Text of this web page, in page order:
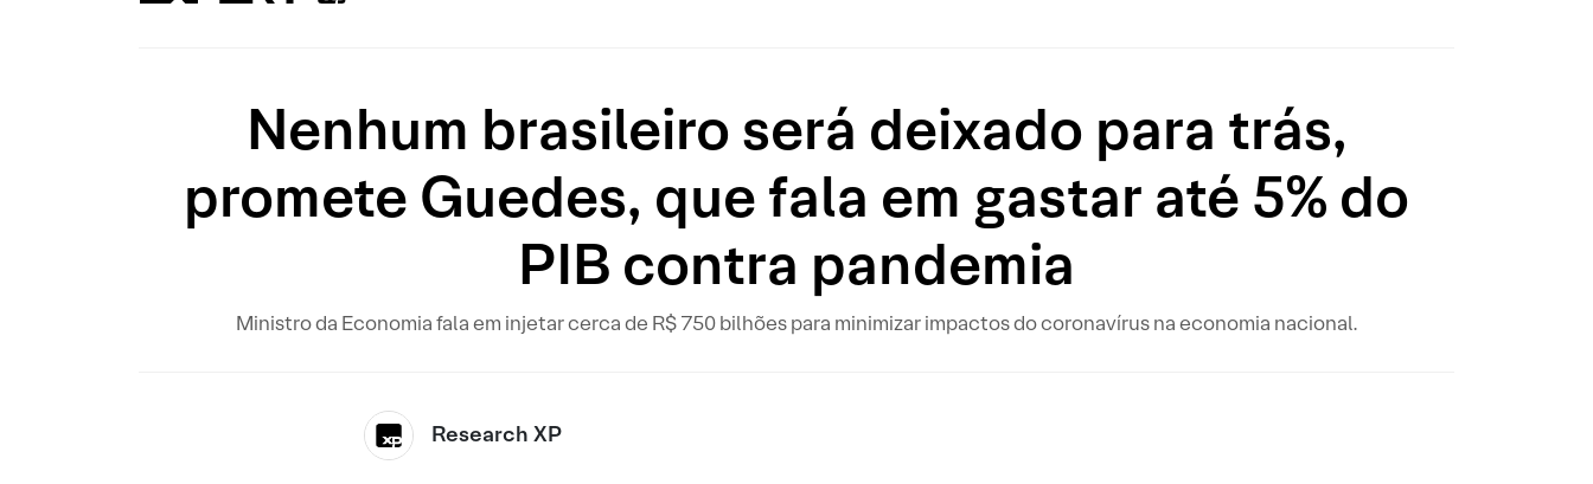
Nenhum brasileiro será deixado para trás,
promete Guedes, que fala em gastar até 5% do
PIB contra pandemia
Ministro da Economia fala em injetar cerca de R$ 750 bilhões para minimizar impactos do coronavírus na economia nacional.
Research XP